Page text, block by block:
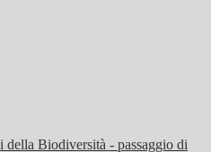
della Biodiversità - passaggio di